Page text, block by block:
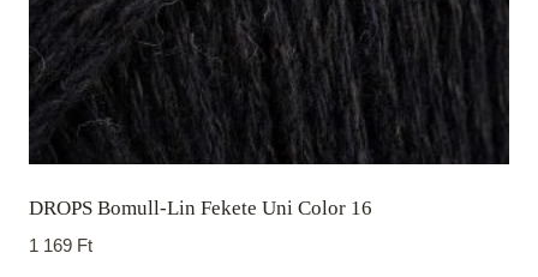
DROPS Bomull-Lin Fekete Uni Color 16
1 169 Ft